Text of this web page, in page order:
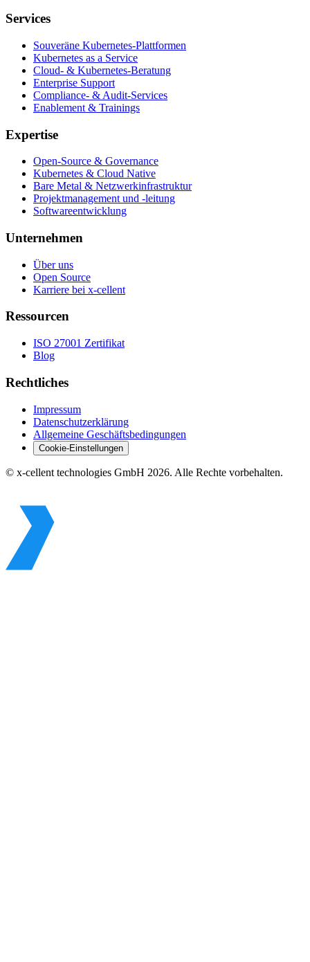
Services
Souveräne Kubernetes-Plattformen
Kubernetes as a Service
Cloud- & Kubernetes-Beratung
Enterprise Support
Compliance- & Audit-Services
Enablement & Trainings
Expertise
Open-Source & Governance
Kubernetes & Cloud Native
Bare Metal & Netzwerkinfrastruktur
Projektmanagement und -leitung
Softwareentwicklung
Unternehmen
Über uns
Open Source
Karriere bei x-cellent
Ressourcen
ISO 27001 Zertifikat
Blog
Rechtliches
Impressum
Datenschutzerklärung
Allgemeine Geschäftsbedingungen
Cookie-Einstellungen
© x-cellent technologies GmbH 2026. Alle Rechte vorbehalten.